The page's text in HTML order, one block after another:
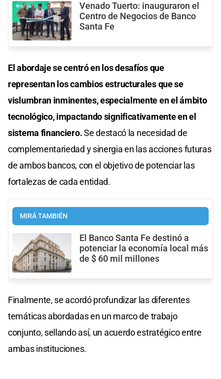
Venado Tuerto: inauguraron el
Centro de Negocios de Banco
Santa Fe
El abordaje se centró en los desafíos que
representan los cambios estructurales que se
vislumbran inminentes, especialmente en el ámbito
tecnológico, impactando significativamente en el
sistema financiero.Se destacó la necesidad de
complementariedad y sinergia en las acciones futuras
de ambos bancos, con el objetivo de potenciar las
fortalezas de cada entidad.
MIRÁ TAMBIÉN
El Banco Santa Fe destinó a
potenciar la economía local más
de $ 60 mil millones
Finalmente, se acordó profundizar las diferentes
temáticas abordadas en un marco de trabajo
conjunto, sellando así, un acuerdo estratégico entre
ambas instituciones.